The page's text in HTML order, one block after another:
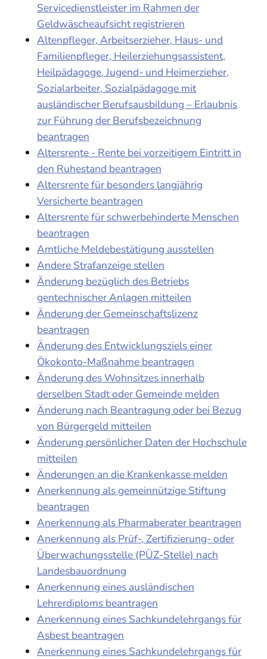
Servicedienstleister im Rahmen der
Geldwäscheaufsicht registrieren
Altenpfleger, Arbeitserzieher, Haus- und
Familienpfleger, Heilerziehungsassistent,
Heilpädagoge, Jugend- und Heimerzieher,
Sozialarbeiter, Sozialpädagoge mit
ausländischer Berufsausbildung – Erlaubnis
zur Führung der Berufsbezeichnung
beantragen
Altersrente - Rente bei vorzeitigem Eintritt in
den Ruhestand beantragen
Altersrente für besonders langjährig
Versicherte beantragen
Altersrente für schwerbehinderte Menschen
beantragen
Amtliche Meldebestätigung ausstellen
Andere Strafanzeige stellen
Änderung bezüglich des Betriebs
gentechnischer Anlagen mitteilen
Änderung der Gemeinschaftslizenz
beantragen
Änderung des Entwicklungsziels einer
Ökokonto-Maßnahme beantragen
Änderung des Wohnsitzes innerhalb
derselben Stadt oder Gemeinde melden
Änderung nach Beantragung oder bei Bezug
von Bürgergeld mitteilen
Änderung persönlicher Daten der Hochschule
mitteilen
Änderungen an die Krankenkasse melden
Anerkennung als gemeinnützige Stiftung
beantragen
Anerkennung als Pharmaberater beantragen
Anerkennung als Prüf-, Zertifizierung- oder
Überwachungsstelle (PÜZ-Stelle) nach
Landesbauordnung
Anerkennung eines ausländischen
Lehrerdiploms beantragen
Anerkennung eines Sachkundelehrgangs für
Asbest beantragen
Anerkennung eines Sachkundelehrgangs für